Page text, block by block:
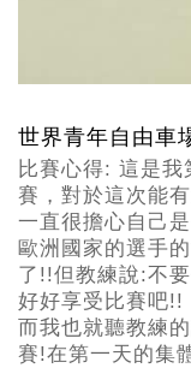
世界青年自由車
比賽心得: 這是
賽，對於這次能
一直很擔心自己
歐洲國家的選手
了!!但教練說:不
好好享受比賽吧!!
而我也就聽教練
賽!在第一天的集